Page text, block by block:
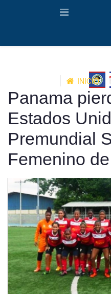
INICIO
Panama
Estados
Premundial
Femenino